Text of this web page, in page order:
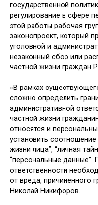
государственной
регулирование в сфере
этой работы рабочая
законопроект, который
уголовной и
незаконный сбор или
частной жизни граждан
«В рамках
сложно определить
административной
частной жизни
относятся и
установить
жизни лица”, “личная
“персональные данные”.
ответственности
от вреда, причиненного
Николай Никифоров.